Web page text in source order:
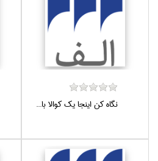
نگاه كن اينجا يك كوالا با...